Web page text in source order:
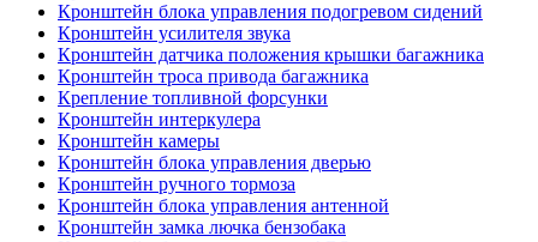
Кронштейн блока управления подогревом сидений
Кронштейн усилителя звука
Кронштейн датчика положения крышки багажника
Кронштейн троса привода багажника
Крепление топливной форсунки
Кронштейн интеркулера
Кронштейн камеры
Кронштейн блока управления дверью
Кронштейн ручного тормоза
Кронштейн блока управления антенной
Кронштейн замка лючка бензобака